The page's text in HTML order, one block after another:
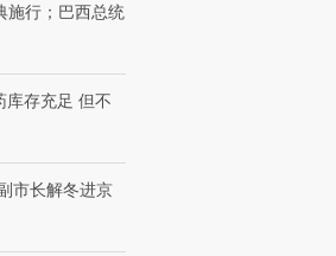
施行；巴西总统
库存充足 但不
市长解冬进京